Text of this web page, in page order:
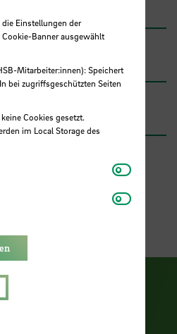
unserer Facebook
Einstellungen der
Banner ausgewählt
Mitarbeiter:innen): Speichert
bei zugriffsgeschützten Seiten
Cookies gesetzt.
im Local Storage des
Matomo
Youtube